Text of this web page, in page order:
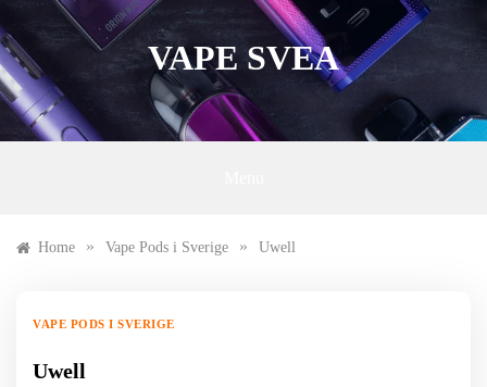
to
content
VAPE SVEA
Home » Vape Pods i Sverige » Uwell
VAPE PODS I SVERIGE
Uwell